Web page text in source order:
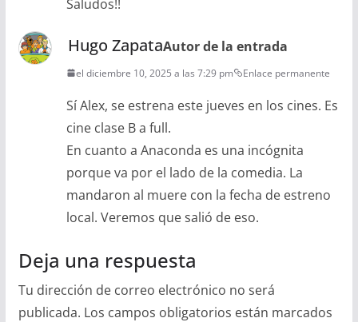
Saludos!!
Hugo ZapataAutor de la entrada
el diciembre 10, 2025 a las 7:29 pm Enlace permanente
Sí Alex, se estrena este jueves en los cines. Es
cine clase B a full.
En cuanto a Anaconda es una incógnita
porque va por el lado de la comedia. La
mandaron al muere con la fecha de estreno
local. Veremos que salió de eso.
Deja una respuesta
Tu dirección de correo electrónico no será
publicada. Los campos obligatorios están marcados